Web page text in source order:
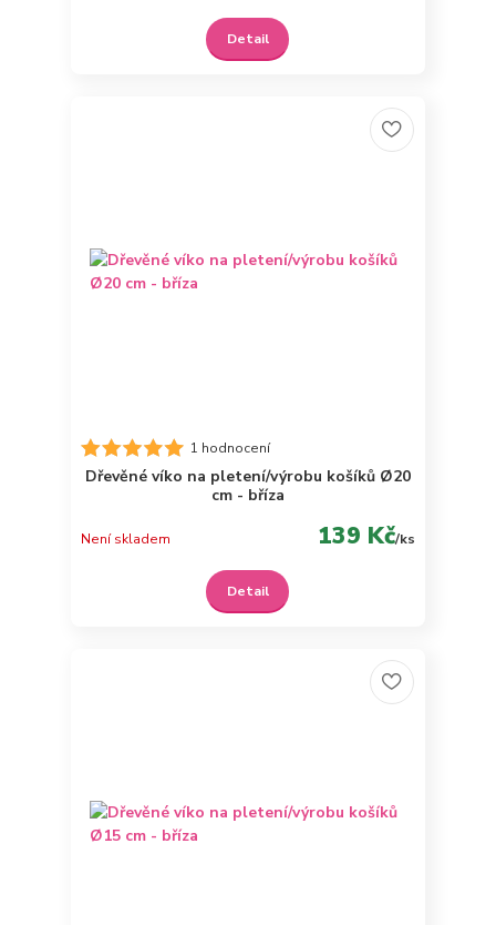
Detail
1 hodnocení
Dřevěné víko na pletení/výrobu košíků Ø20
cm - bříza
139 Kč/ks
Není skladem
Detail